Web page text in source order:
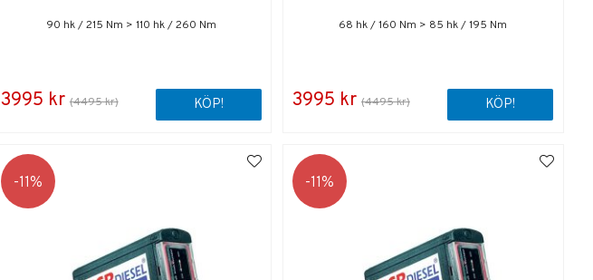
90 hk / 215 Nm > 110 hk / 260 Nm
3995 kr (4495 kr) KÖP!
68 hk / 160 Nm > 85 hk / 195 Nm
3995 kr (4495 kr) KÖP!
11 11